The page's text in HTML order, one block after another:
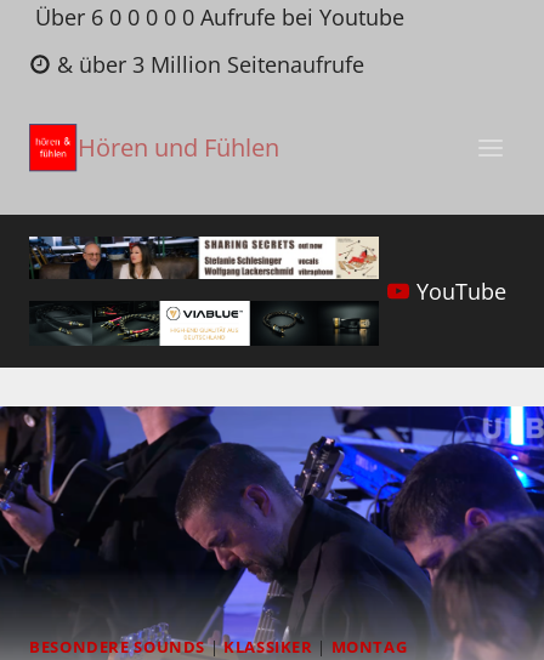
Zum
Inhalt
springen
Über 6 0 0 0 0 0 Aufrufe bei Youtube
& über 3 Million Seitenaufrufe
Hören und Fühlen
YouTube
BESONDERE SOUNDS|KLASSIKER | MONTAG